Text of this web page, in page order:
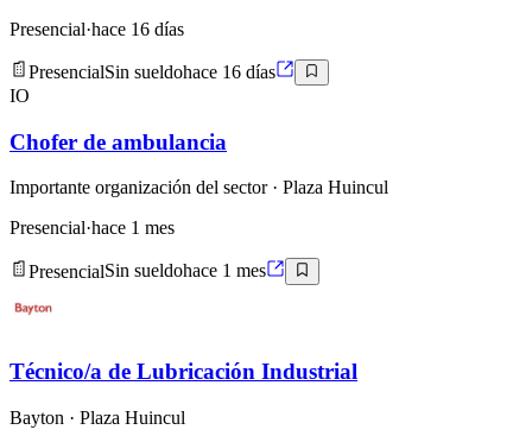
Presencial·hace 16 días
PresencialSin sueldohace 16 días
IO
Chofer de ambulancia
Importante organización del sector· Plaza Huincul
Presencial·hace 1 mes
PresencialSin sueldohace 1 mes
Técnico/a de Lubricación Industrial
Bayton · Plaza Huincul